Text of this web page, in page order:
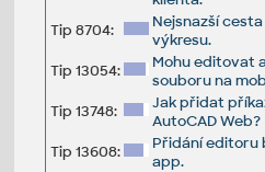
Tip 8704:
Nejsnazší
výkresu.
Tip 13054:
Mohu editovat
souboru na
Tip 13748:
Jak přidat
AutoCAD Web?
Tip 13608:
Přidání editoru
app.